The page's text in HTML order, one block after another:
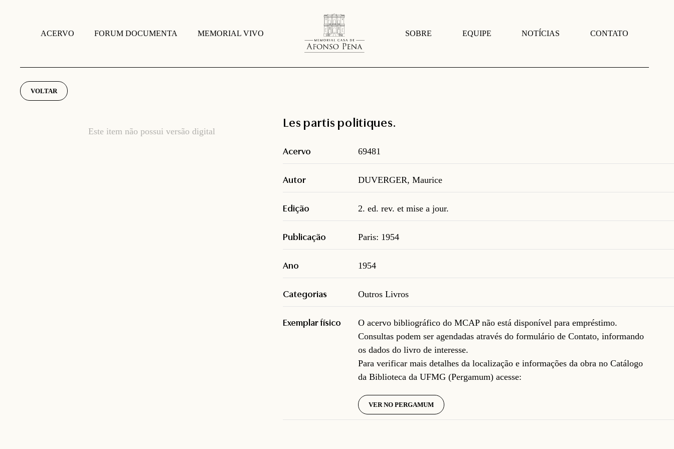
ACERVO FORUM DOCUMENTA MEMORIAL VIVO SOBRE EQUIPE NOTÍCIAS CONTATO
VOLTAR
Este item não possui versão digital
Les partis politiques.
Acervo 69481
Autor DUVERGER, Maurice
Edição 2. ed. rev. et mise a jour.
Publicação Paris: 1954
Ano 1954
Categorias Outros Livros
Exemplar físico
O acervo bibliográfico do MCAP não está disponível para empréstimo.
Consultas podem ser agendadas através do formulário deContato, informando
os dados do livro de interesse.
Para verificar mais detalhes da localização e informações da obra no Catálogo
da Biblioteca da UFMG (Pergamum) acesse:
VER NO PERGAMUM